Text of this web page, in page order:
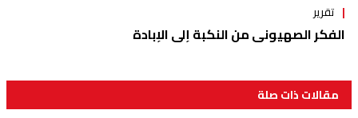
تقرير
الفكر الصهيوني من النكبة إلى الإبادة
مقالات ذات صلة